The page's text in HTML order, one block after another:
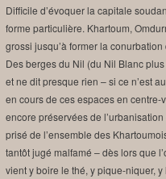
Difficile d’évoquer la capitale
forme particulière. Khartoum,
grossi jusqu’à former la
Des berges du Nil (du Nil Blanc
et ne dit presque rien – si ce n’est
en cours de ces espaces en centre-
encore préservées de
prisé de l’ensemble des
tantôt jugé malfamé – dès lors que
vient y boire le thé, y pique-niquer,